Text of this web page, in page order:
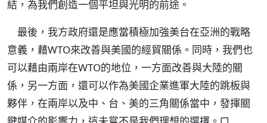
結，為我們創造一個平坦與光明的前途。
最後，我方政府還是應當積極加強美台在亞洲的戰略
意義，藉WTO來改善與美國的經貿關係。同時，我們也
可以藉由兩岸在WTO的地位，一方面改善與大陸的關
係，另一方面，還可以作為美國企業進軍大陸的跳板與
夥伴，在兩岸以及中、台、美的三角關係當中，發揮關